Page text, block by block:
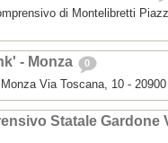
di Montelibretti
- Monza 0
Via Toscana, 10 -
Statale Gardone